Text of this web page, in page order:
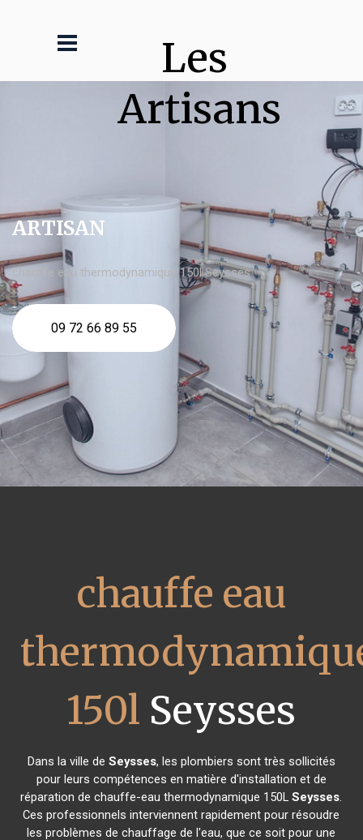
Les
Artisans
ARTISAN
chauffe eau thermodynamique 150l Seysses
09 72 66 89 55
chauffe eau
150l Seysses
Dans la ville de Seysses, les plombiers sont très sollicités
pour leurs compétences en matière d'installation et de
réparation de chauffe-eau thermodynamique 150LSeysses.
Ces professionnels interviennent rapidement pour résoudre
les problèmes de chauffage de l'eau, que ce soit pour une